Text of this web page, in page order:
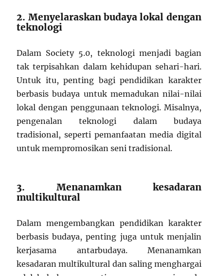
2. Menyelaraskan budaya lokal dengan
teknologi
Dalam Society 5.0, teknologi menjadi bagian
tak terpisahkan dalam kehidupan sehari-hari.
Untuk itu, penting bagi pendidikan karakter
berbasis budaya untuk memadukan nilai-nilai
lokal dengan penggunaan teknologi. Misalnya,
pengenalan teknologi dalam budaya
tradisional, seperti pemanfaatan media digital
untuk mempromosikan seni tradisional.
3. Menanamkan kesadaran
multikultural
Dalam mengembangkan pendidikan karakter
berbasis budaya, penting juga untuk menjalin
kerjasama antarbudaya. Menanamkan
kesadaran multikultural dan saling menghargai